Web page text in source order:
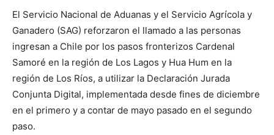
El Servicio Nacional de Aduanas y el Servicio Agrícola y
Ganadero (SAG) reforzaron el llamado a las personas
ingresan a Chile por los pasos fronterizos Cardenal
Samoré en la región de Los Lagos y Hua Hum en la
región de Los Ríos, a utilizar la Declaración Jurada
Conjunta Digital, implementada desde fines de diciembre
en el primero y a contar de mayo pasado en el segundo
paso.